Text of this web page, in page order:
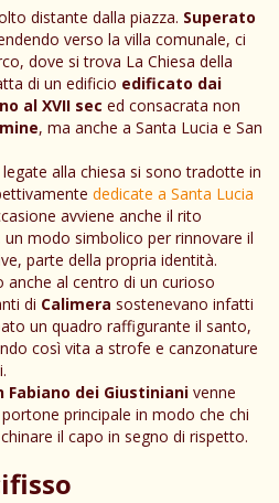
distante dalla piazza. Superato
verso la villa comunale, ci
dove si trova La Chiesa della
di un edificio edificato dai
al XVII sec ed consacrata non
, ma anche a Santa Lucia e San
alla chiesa si sono tradotte in
dedicate a Santa Lucia
avviene anche il rito
un modo simbolico per rinnovare il
parte della propria identità.
anche al centro di un curioso
di Calimera sostenevano infatti
un quadro raffigurante il santo,
così vita a strofe e canzonature
Fabiano dei Giustiniani venne
principale in modo che chi
il capo in segno di rispetto.